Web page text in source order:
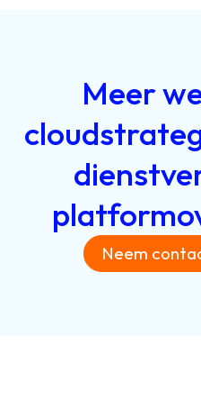
Meer
Neem